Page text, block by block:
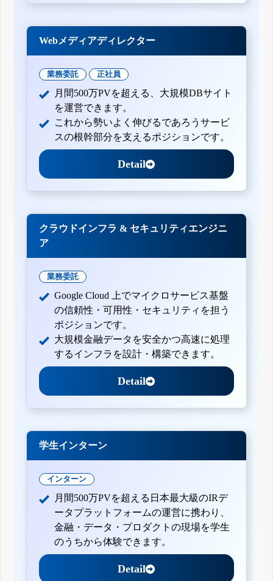
Webメディアディレクター
業務委託 正社員
月間500万PVを超える、大規模DBサイト
を運営できます。
これから勢いよく伸びるであろうサービ
スの根幹部分を支えるポジションです。
Detail
クラウドインフラ & セキュリティエンジニ
ア
業務委託
Google Cloud 上でマイクロサービス基盤
の信頼性・可用性・セキュリティを担う
ポジションです。
大規模金融データを安全かつ高速に処理
するインフラを設計・構築できます。
Detail
学生インターン
インターン
月間500万PVを超える日本最大級のIRデ
ータプラットフォームの運営に携わり、
金融・データ・プロダクトの現場を学生
のうちから体験できます。
Detail